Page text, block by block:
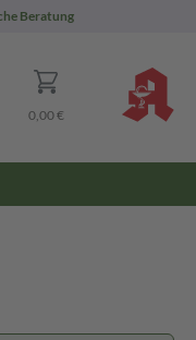
Beratung
0,00 €